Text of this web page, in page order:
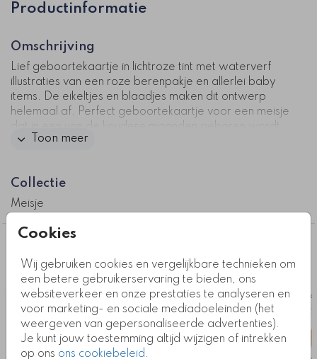
Cookies
Wij gebruiken cookies en vergelijkbare technieken om
een betere gebruikerservaring te bieden, ons
websiteverkeer en onze prestaties te analyseren en
voor marketing- en sociale mediadoeleinden (het
weergeven van gepersonaliseerde advertenties).
Je kunt jouw toestemming altijd wijzigen of intrekken
op ons ons cookiebeleid.
Productinformatie
Omschrijving
Lief geboortekaartje in lichtroze tint met waterverf
illustraties van een roze berenpakje en allerlei baby
items. De eikeltjes en blaadjes maken dit ontwerp
helemaal af. Perfect geboortekaartje voor een meisje
Pas dit kaartje zelf aan in onze handige ontwerptool.
Toon meer
Collectie
Meisje
leuk
Kaart